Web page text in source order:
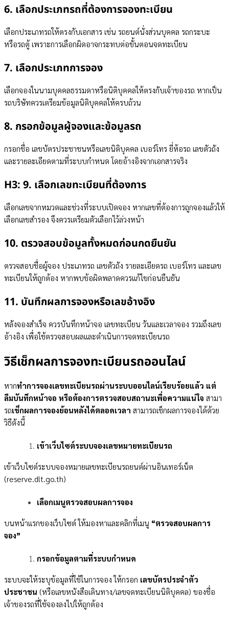
6. เลือกประเภทรถที่ต้องการจองทะเบียน
เลือกประเภทรถให้ตรงกับเอกสาร เช่น รถยนต์นั่งส่วนบุคคล รถกระบะ
หรือรถตู้ เพราะการเลือกผิดอาจกระทบต่อขั้นตอนจดทะเบียน
7. เลือกประเภทการจอง
เลือกจองในนามบุคคลธรรมดาหรือนิติบุคคลให้ตรงกับเจ้าของรถ หากเป็น
รถบริษัทควรเตรียมข้อมูลนิติบุคคลให้ครบถ้วน
8. กรอกข้อมูลผู้จองและข้อมูลรถ
กรอกชื่อ เลขบัตรประชาชนหรือเลขนิติบุคคล เบอร์โทร ยี่ห้อรถ เลขตัวถัง
และรายละเอียดตามที่ระบบกำหนด โดยอ้างอิงจากเอกสารจริง
H3: 9. เลือกเลขทะเบียนที่ต้องการ
เลือกเลขจากหมวดและช่วงที่ระบบเปิดจอง หากเลขที่ต้องการถูกจองแล้วให้
เลือกเลขสำรอง จึงควรเตรียมตัวเลือกไว้ล่วงหน้า
10. ตรวจสอบข้อมูลทั้งหมดก่อนกดยืนยัน
ตรวจสอบชื่อผู้จอง ประเภทรถ เลขตัวถัง รายละเอียดรถ เบอร์โทร และเลข
ทะเบียนให้ถูกต้อง หากพบข้อผิดพลาดควรแก้ไขก่อนยืนยัน
11. บันทึกผลการจองหรือเลขอ้างอิง
หลังจองสำเร็จ ควรบันทึกหน้าจอ เลขทะเบียน วันและเวลาจอง รวมถึงเลข
อ้างอิง เพื่อใช้ตรวจสอบผลและดำเนินการจดทะเบียนรถ
วิธีเช็กผลการจองทะเบียนรถออนไลน์
หากทำการจองเลขทะเบียนรถผ่านระบบออนไลน์เรียบร้อยแล้ว แต่
ลืมบันทึกหน้าจอ หรือต้องการตรวจสอบสถานะเพื่อความแน่ใจ สามา
รถเช็กผลการจองย้อนหลังได้ตลอดเวลา สามารถเช็กผลการจองได้ด้วย
วิธีดังนี้
เข้าเว็บไซต์ระบบจองเลขหมายทะเบียนรถ
เข้าเว็บไซต์ระบบจองหมายเลขทะเบียนรถยนต์ผ่านอินเทอร์เน็ต
(reserve.dlt.go.th)
เลือกเมนูตรวจสอบผลการจอง
บนหน้าแรกของเว็บไซต์ ให้มองหาและคลิกที่เมนู “ตรวจสอบผลการ
จอง”
กรอกข้อมูลตามที่ระบบกำหนด
ระบบจะให้ระบุข้อมูลที่ใช้ในการจอง ให้กรอก เลขบัตรประจำตัว
ประชาชน (หรือเลขหนังสือเดินทาง/เลขจดทะเบียนนิติบุคคล) ของชื่อ
เจ้าของรถที่ใช้จองลงไปให้ถูกต้อง